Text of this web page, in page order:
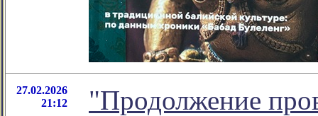
27.02.2026
21:12
"Продолжение